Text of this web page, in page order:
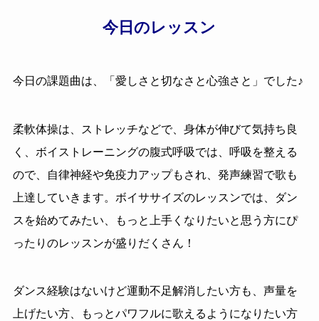
今日のレッスン
今日の課題曲は、「 愛しさと切なさと心強さと 」でした♪
柔軟体操は、ストレッチなどで、身体が伸びて気持ち良
く、ボイストレーニングの腹式呼吸では、呼吸を整える
ので、自律神経や免疫力アップもされ、発声練習で歌も
上達していきます。ボイササイズのレッスンでは、ダン
スを始めてみたい、もっと上手くなりたいと思う方にぴ
ったりのレッスンが盛りだくさん！
ダンス経験はないけど運動不足解消したい方も、声量を
上げたい方、もっとパワフルに歌えるようになりたい方